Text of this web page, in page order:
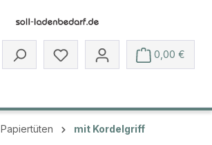
Du hast 0 Produkte auf dem
0,00 €
Papiertüten mit Kordelgriff